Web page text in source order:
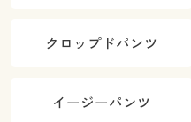
クロップドパンツ
イージーパンツ